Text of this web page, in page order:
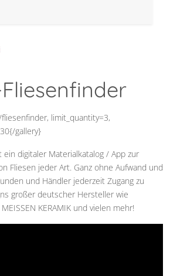
Fliesenfinder
limit_quantity=3,
gallery}
digitaler Materialkatalog / App zur
Fliesen jeder Art. Ganz ohne Aufwand und
und Händler jederzeit Zugang zu
großer deutscher Hersteller wie
KERAMIK und vielen mehr!